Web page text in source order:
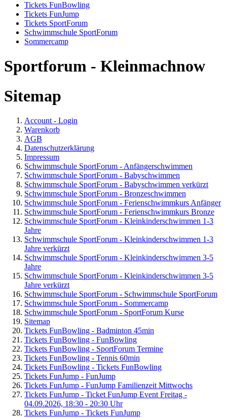
Tickets FunBowling
Tickets FunJump
Tickets SportForum
Schwimmschule SportForum
Sommercamp
Sportforum - Kleinmachnow
Sitemap
Account - Login
Warenkorb
AGB
Datenschutzerklärung
Impressum
Schwimmschule SportForum - Anfängerschwimmen
Schwimmschule SportForum - Babyschwimmen
Schwimmschule SportForum - Babyschwimmen verkürzt
Schwimmschule SportForum - Bronzeschwimmen
Schwimmschule SportForum - Ferienschwimmkurs Anfänger
Schwimmschule SportForum - Ferienschwimmkurs Bronze
Schwimmschule SportForum - Kleinkinderschwimmen 1-3
Jahre
Schwimmschule SportForum - Kleinkinderschwimmen 1-3
Jahre verkürzt
Schwimmschule SportForum - Kleinkinderschwimmen 3-5
Jahre
Schwimmschule SportForum - Kleinkinderschwimmen 3-5
Jahre verkürzt
Schwimmschule SportForum - Schwimmschule SportForum
Schwimmschule SportForum - Sommercamp
Schwimmschule SportForum - SportForum Kurse
Sitemap
Tickets FunBowling - Badminton 45min
Tickets FunBowling - FunBowling
Tickets FunBowling - SportForum Termine
Tickets FunBowling - Tennis 60min
Tickets FunBowling - Tickets FunBowling
Tickets FunJump - FunJump
Tickets FunJump - FunJump Familienzeit Mittwochs
Tickets FunJump - Ticket FunJump Event Freitag -
04.09.2026, 18:30 - 20:30 Uhr
Tickets FunJump - Tickets FunJump